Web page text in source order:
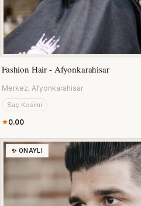
Fashion Hair - Afyonkarahisar
Merkez, Afyonkarahisar
Saç Kesimi
0.00
✨ ONAYLI